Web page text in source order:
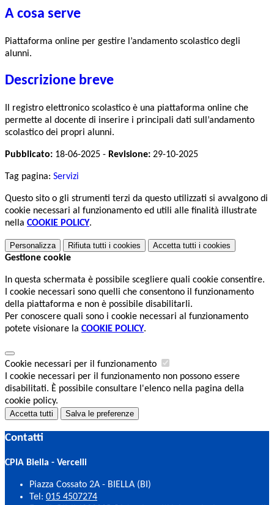
A cosa serve
Piattaforma online per gestire l’andamento scolastico degli
alunni.
Descrizione breve
Il registro elettronico scolastico è una piattaforma online che
permette al docente di inserire i principali dati sull’andamento
scolastico dei propri alunni.
Pubblicato: 18-06-2025 - Revisione: 29-10-2025
Tag pagina: Servizi
Questo sito o gli strumenti terzi da questo utilizzati si avvalgono di
cookie necessari al funzionamento ed utili alle finalità illustrate
nella COOKIE POLICY.
Personalizza Rifiuta tutti i cookies Accetta tutti i cookies
Gestione cookie
In questa schermata è possibile scegliere quali cookie consentire.
I cookie necessari sono quelli che consentono il funzionamento
della piattaforma e non è possibile disabilitarli.
Per conoscere quali sono i cookie necessari al funzionamento
potete visionare la COOKIE POLICY.
Cookie necessari per il funzionamento
I cookie necessari per il funzionamento non possono essere
disabilitati. È possibile consultare l'elenco nella pagina della
cookie policy.
Accetta tutti Salva le preferenze
Contatti
CPIA Biella - Vercelli
Piazza Cossato 2A - BIELLA (BI)
Tel: 015 4507274